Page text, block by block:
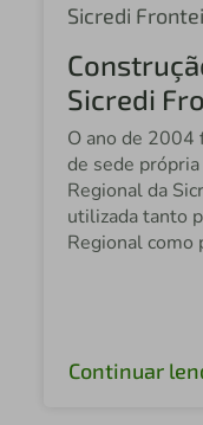
Sicredi
Sicredi
O ano de 2004
de sede
Regional da
utilizada tanto
Regional como
Continuar